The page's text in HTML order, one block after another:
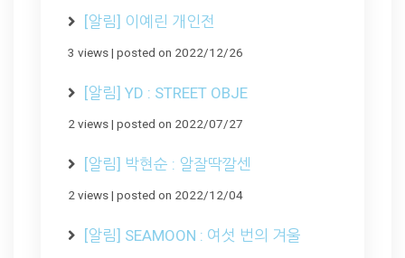
[알림] 이예린 개인전
3 views| posted on 2022/12/26
[알림] YD : STREET OBJE
2 views| posted on 2022/07/27
[알림] 박현순 : 알잘딱깔센
2 views| posted on 2022/12/04
[알림] SEAMOON : 여섯 번의 겨울